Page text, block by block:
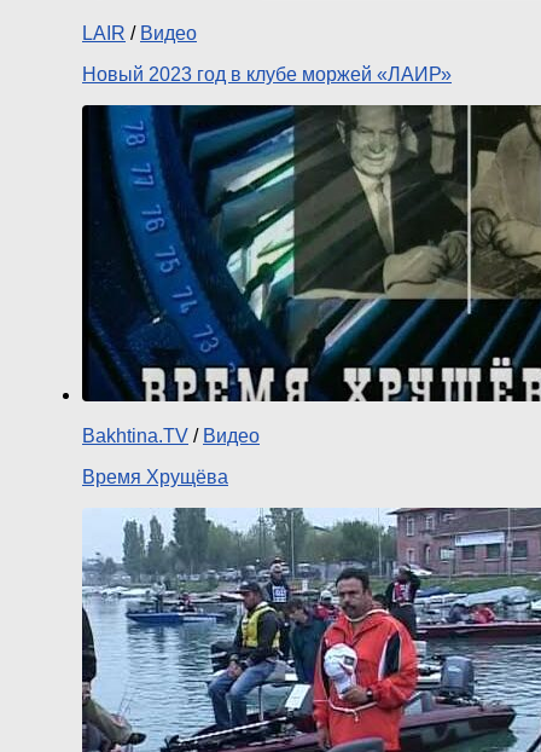
LAIR / Видео
Новый 2023 год в клубе моржей «ЛАИР»
Bakhtina.TV / Видео
Время Хрущёва